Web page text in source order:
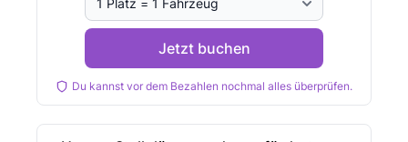
Jetzt buchen
Du kannst vor dem Bezahlen nochmal alles überprüfen.